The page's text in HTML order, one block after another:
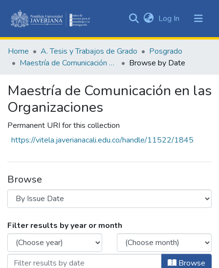
&
Collections
Log In (current)
Home A. Tesis y Trabajos de Grado
Posgrado
Maestría de Comunicación en las Organizaciones
Browse by Date
Maestría de Comunicación en las
Organizaciones
Permanent URI for this collection
https://vitela.javerianacali.edu.co/handle/11522/1845
Browse
Browsing Maestría de Comunicación en
Filter results by year or month
Browse